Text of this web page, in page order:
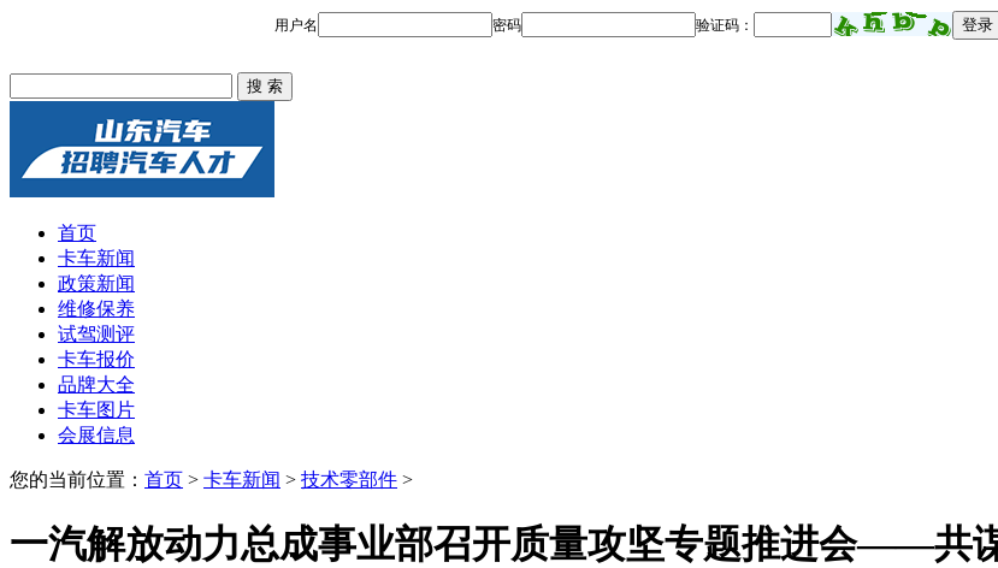
首页
卡车新闻
政策新闻
维修保养
试驾测评
卡车报价
品牌大全
卡车图片
会展信息
您的当前位置： 首页 > 卡车新闻 > 技术零部件 >
一汽解放动力总成事业部召开质量攻坚专题推进会——共